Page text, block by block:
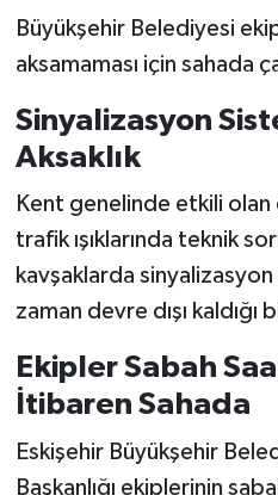
Büyükşehir Belediyesi
aksamaması için sahada
Sinyalizasyon
Aksaklık
Kent genelinde etkili olan
trafik ışıklarında teknik
kavşaklarda
zaman devre dışı kaldığı
Ekipler Sabah
İtibaren Sahada
Eskişehir Büyükşehir
Başkanlığı ekiplerinin